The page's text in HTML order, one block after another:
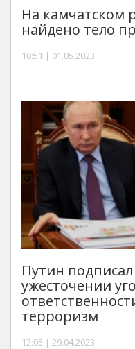
На камчатском
найдено тело
10:51 | 01.05.2023
Путин
ужесточении
терроризм
12:05 | 29.04.2023